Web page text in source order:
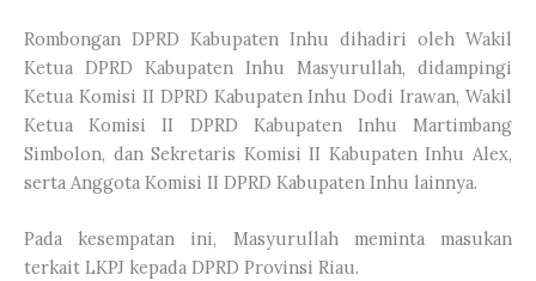
Rombongan DPRD Kabupaten Inhu dihadiri oleh Wakil
Ketua DPRD Kabupaten Inhu Masyurullah, didampingi
Ketua Komisi II DPRD Kabupaten Inhu Dodi Irawan, Wakil
Ketua Komisi II DPRD Kabupaten Inhu Martimbang
Simbolon, dan Sekretaris Komisi II Kabupaten Inhu Alex,
serta Anggota Komisi II DPRD Kabupaten Inhu lainnya.
Pada kesempatan ini, Masyurullah meminta masukan
terkait LKPJ kepada DPRD Provinsi Riau.